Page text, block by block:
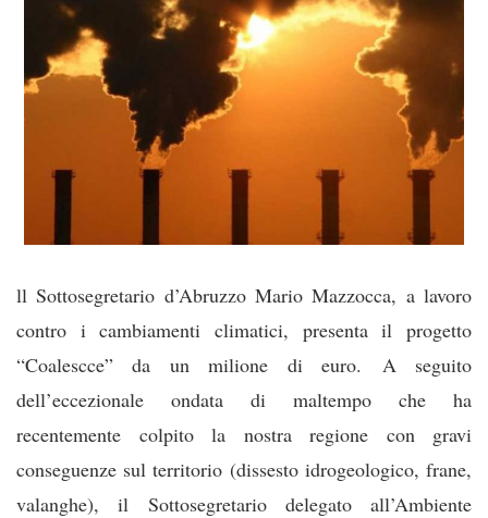
ll Sottosegretario d’Abruzzo Mario Mazzocca, a lavoro
contro i cambiamenti climatici, presenta il progetto
“Coalescce” da un milione di euro. A seguito
dell’eccezionale ondata di maltempo che ha
recentemente colpito la nostra regione con gravi
conseguenze sul territorio (dissesto idrogeologico, frane,
valanghe), il Sottosegretario delegato all’Ambiente